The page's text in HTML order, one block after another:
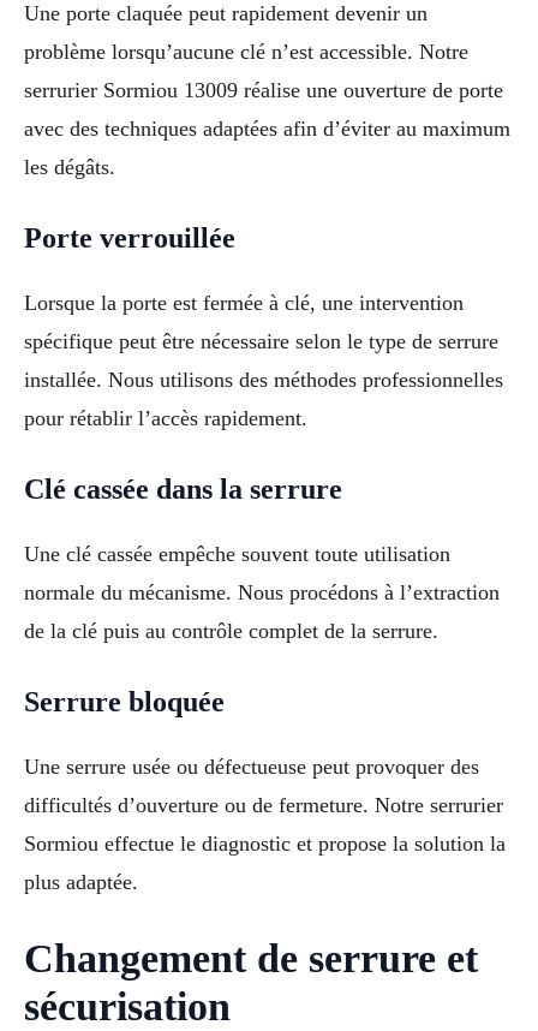
Une porte claquée peut rapidement devenir un
problème lorsqu’aucune clé n’est accessible. Notre
serrurier Sormiou 13009 réalise une ouverture de porte
avec des techniques adaptées afin d’éviter au maximum
les dégâts.
Porte verrouillée
Lorsque la porte est fermée à clé, une intervention
spécifique peut être nécessaire selon le type de serrure
installée. Nous utilisons des méthodes professionnelles
pour rétablir l’accès rapidement.
Clé cassée dans la serrure
Une clé cassée empêche souvent toute utilisation
normale du mécanisme. Nous procédons à l’extraction
de la clé puis au contrôle complet de la serrure.
Serrure bloquée
Une serrure usée ou défectueuse peut provoquer des
difficultés d’ouverture ou de fermeture. Notre serrurier
Sormiou effectue le diagnostic et propose la solution la
plus adaptée.
Changement de serrure et
sécurisation